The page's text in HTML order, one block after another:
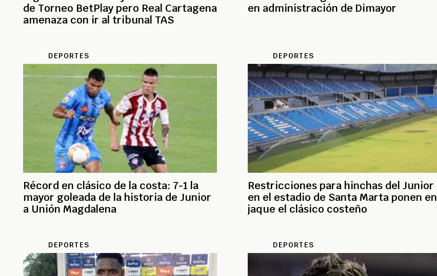
de Torneo BetPlay pero Real Cartagena
amenaza con ir al tribunal TAS
en administración de Dimayor
DEPORTES
Récord en clásico de la costa: 7-1 la
mayor goleada de la historia de Junior
a Unión Magdalena
DEPORTES
Restricciones para hinchas del Junior
en el estadio de Santa Marta ponen en
jaque el clásico costeño
DEPORTES DEPORTES